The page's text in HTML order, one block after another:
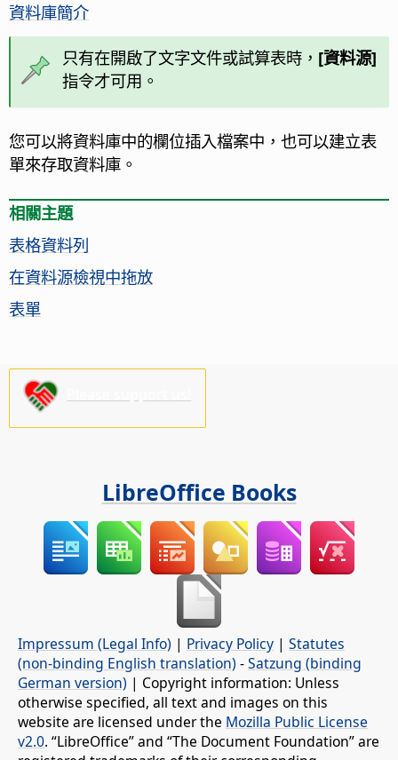
資料庫簡介
只有在開啟了文字文件或試算表時， [資料源]
指令才可用。
您可以將資料庫中的欄位插入檔案中，也可以建立表
單來存取資料庫。
相關主題
表格資料列
在資料源檢視中拖放
表單
LibreOffice Books
Impressum (Legal Info) | Privacy Policy | Statutes
(non-binding English translation) -Satzung (binding
German version) | Copyright information: Unless
otherwise specified, all text and images on this
website are licensed under the Mozilla Public License
v2.0. “LibreOffice” and “The Document Foundation” are